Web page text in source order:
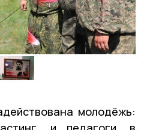
молодёжь: